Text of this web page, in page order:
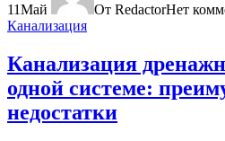
11Май От RedactorНет
Канализация
Канализация
одной системе:
недостатки